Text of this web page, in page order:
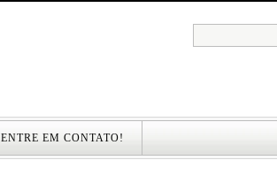
ENTRE EM CONTATO!